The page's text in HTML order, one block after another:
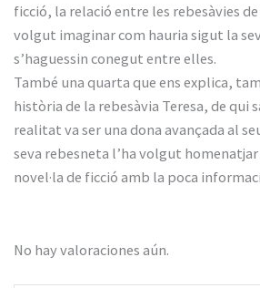
ficció, la relació entre les rebesàvies
volgut imaginar com hauria sigut la
s’haguessin conegut entre elles.
També una quarta que ens explica,
història de la rebesàvia Teresa, de qui
realitat va ser una dona avançada al
seva rebesneta l’ha volgut
novel·la de ficció amb la poca
No hay valoraciones aún.